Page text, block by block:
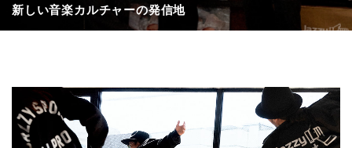
新しい音楽カルチャーの発信地